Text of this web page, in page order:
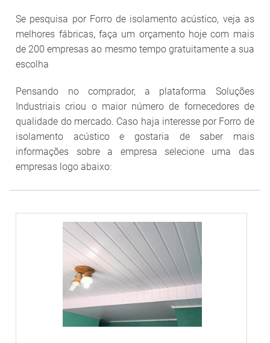
Se pesquisa por Forro de isolamento acústico, veja as
melhores fábricas, faça um orçamento hoje com mais
de 200 empresas ao mesmo tempo gratuitamente a sua
escolha
Pensando no comprador, a plataforma Soluções
Industriais criou o maior número de fornecedores de
qualidade do mercado. Caso haja interesse por Forro de
isolamento acústico e gostaria de saber mais
informações sobre a empresa selecione uma das
empresas logo abaixo: